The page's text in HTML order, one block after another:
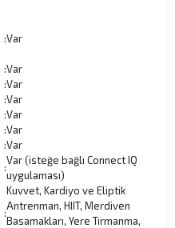
:Var
:Var
:Var
:Var
:Var
:Var
:Var
:
Var (isteğe bağlı Connect IQ
uygulaması)
:
Kuvvet, Kardiyo ve Eliptik
Antrenman, HIIT, Merdiven
Basamakları, Yere Tırmanma,